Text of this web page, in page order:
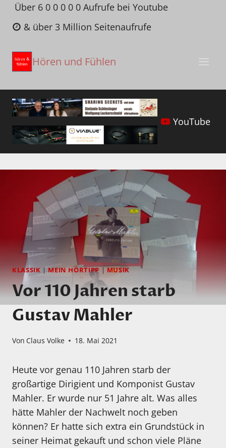
Zum
Inhalt
springen
Über 6 0 0 0 0 0 Aufrufe bei Youtube
& über 3 Million Seitenaufrufe
Hören und Fühlen
YouTube
KLASSIK |MEIN HÖRTIPP |MUSIK
Vor 110 Jahren starb
Gustav Mahler
Von Claus Volke 18. Mai 2021
Heute vor genau 110 Jahren starb der
großartige Dirigient und Komponist Gustav
Mahler. Er wurde nur 51 Jahre alt. Was alles
hätte Mahler der Nachwelt noch geben
können? Er hatte sich extra ein Grundstück in
seiner Heimat gekauft und schon viele Pläne